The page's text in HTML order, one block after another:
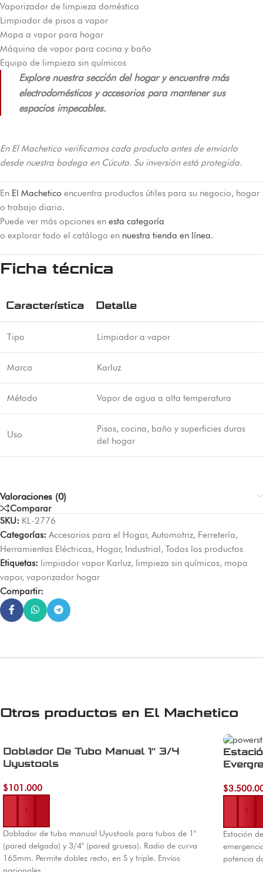
Vaporizador de limpieza doméstica
Limpiador de pisos a vapor
Mopa a vapor para hogar
Máquina de vapor para cocina y baño
Equipo de limpieza sin químicos
Explore nuestra sección del hogar y encuentre más
electrodomésticos y accesorios para mantener sus
espacios impecables.
En El Machetico verificamos cada producto antes de enviarlo
desde nuestra bodega en Cúcuta. Su inversión está protegida.
En El Machetico encuentra productos útiles para su negocio, hogar
o trabajo diario.
Puede ver más opciones en esta categoría
o explorar todo el catálogo en nuestra tienda en línea.
Ficha técnica
Característica Detalle
Tipo Limpiador a vapor
Marca Karluz
Método Vapor de agua a alta temperatura
Uso
Pisos, cocina, baño y superficies duras
del hogar
Valoraciones (0)
Comparar
SKU: KL-2776
Categorías: Accesorios para el Hogar, Automotriz, Ferretería,
Herramientas Eléctricas, Hogar, Industrial, Todos los productos
Etiquetas: limpiador vapor Karluz, limpieza sin químicos, mopa
vapor, vaporizador hogar
Compartir:
Otros productos en El Machetico
Doblador De Tubo Manual 1″ 3/4
Uyustools
$101.000
Añadir al carrito
Doblador de tubo manual Uyustools para tubos de 1"
(pared delgada) y 3/4" (pared gruesa). Radio de curva
165mm. Permite doblez recto, en S y triple. Envíos
$
Añadir al
Estación
potencia